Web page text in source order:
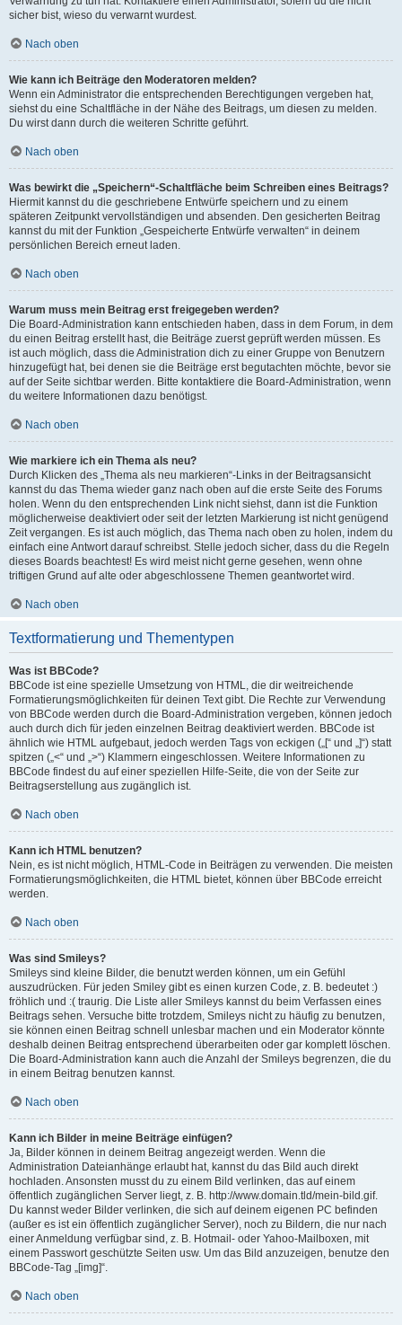
sicher bist, wieso du verwarnt wurdest.
Nach oben
Wie kann ich Beiträge den Moderatoren melden?
Wenn ein Administrator die entsprechenden Berechtigungen vergeben hat,
siehst du eine Schaltfläche in der Nähe des Beitrags, um diesen zu melden.
Du wirst dann durch die weiteren Schritte geführt.
Nach oben
Was bewirkt die „Speichern“-Schaltfläche beim Schreiben eines Beitrags?
Hiermit kannst du die geschriebene Entwürfe speichern und zu einem
späteren Zeitpunkt vervollständigen und absenden. Den gesicherten Beitrag
kannst du mit der Funktion „Gespeicherte Entwürfe verwalten“ in deinem
persönlichen Bereich erneut laden.
Nach oben
Warum muss mein Beitrag erst freigegeben werden?
Die Board-Administration kann entschieden haben, dass in dem Forum, in dem
du einen Beitrag erstellt hast, die Beiträge zuerst geprüft werden müssen. Es
ist auch möglich, dass die Administration dich zu einer Gruppe von Benutzern
hinzugefügt hat, bei denen sie die Beiträge erst begutachten möchte, bevor sie
auf der Seite sichtbar werden. Bitte kontaktiere die Board-Administration, wenn
du weitere Informationen dazu benötigst.
Nach oben
Wie markiere ich ein Thema als neu?
Durch Klicken des „Thema als neu markieren“-Links in der Beitragsansicht
kannst du das Thema wieder ganz nach oben auf die erste Seite des Forums
holen. Wenn du den entsprechenden Link nicht siehst, dann ist die Funktion
möglicherweise deaktiviert oder seit der letzten Markierung ist nicht genügend
Zeit vergangen. Es ist auch möglich, das Thema nach oben zu holen, indem du
einfach eine Antwort darauf schreibst. Stelle jedoch sicher, dass du die Regeln
dieses Boards beachtest! Es wird meist nicht gerne gesehen, wenn ohne
triftigen Grund auf alte oder abgeschlossene Themen geantwortet wird.
Nach oben
Textformatierung und Thementypen
Was ist BBCode?
BBCode ist eine spezielle Umsetzung von HTML, die dir weitreichende
Formatierungsmöglichkeiten für deinen Text gibt. Die Rechte zur Verwendung
von BBCode werden durch die Board-Administration vergeben, können jedoch
auch durch dich für jeden einzelnen Beitrag deaktiviert werden. BBCode ist
ähnlich wie HTML aufgebaut, jedoch werden Tags von eckigen („[“ und „]“) statt
spitzen („<“ und „>“) Klammern eingeschlossen. Weitere Informationen zu
BBCode findest du auf einer speziellen Hilfe-Seite, die von der Seite zur
Beitragserstellung aus zugänglich ist.
Nach oben
Kann ich HTML benutzen?
Nein, es ist nicht möglich, HTML-Code in Beiträgen zu verwenden. Die meisten
Formatierungsmöglichkeiten, die HTML bietet, können über BBCode erreicht
werden.
Nach oben
Was sind Smileys?
Smileys sind kleine Bilder, die benutzt werden können, um ein Gefühl
auszudrücken. Für jeden Smiley gibt es einen kurzen Code, z. B. bedeutet :)
fröhlich und :( traurig. Die Liste aller Smileys kannst du beim Verfassen eines
Beitrags sehen. Versuche bitte trotzdem, Smileys nicht zu häufig zu benutzen,
sie können einen Beitrag schnell unlesbar machen und ein Moderator könnte
deshalb deinen Beitrag entsprechend überarbeiten oder gar komplett löschen.
Die Board-Administration kann auch die Anzahl der Smileys begrenzen, die du
in einem Beitrag benutzen kannst.
Nach oben
Kann ich Bilder in meine Beiträge einfügen?
Ja, Bilder können in deinem Beitrag angezeigt werden. Wenn die
Administration Dateianhänge erlaubt hat, kannst du das Bild auch direkt
hochladen. Ansonsten musst du zu einem Bild verlinken, das auf einem
öffentlich zugänglichen Server liegt, z. B. http://www.domain.tld/mein-bild.gif.
Du kannst weder Bilder verlinken, die sich auf deinem eigenen PC befinden
(außer es ist ein öffentlich zugänglicher Server), noch zu Bildern, die nur nach
einer Anmeldung verfügbar sind, z. B. Hotmail- oder Yahoo-Mailboxen, mit
einem Passwort geschützte Seiten usw. Um das Bild anzuzeigen, benutze den
BBCode-Tag „[img]“.
Nach oben